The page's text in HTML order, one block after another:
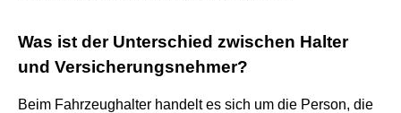
Was ist der Unterschied zwischen Halter
und Versicherungsnehmer?
Beim Fahrzeughalter handelt es sich um die Person, die